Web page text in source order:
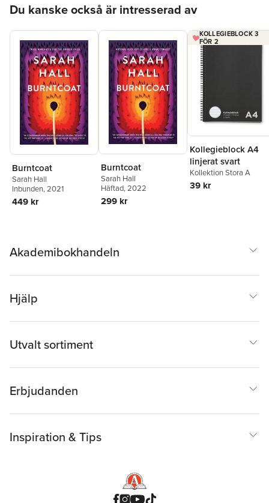
Du kanske också är intresserad av
Burntcoat
Sarah Hall
Inbunden, 2021
449 kr
Burntcoat
Sarah Hall
Häftad, 2022
299 kr
KOLLEGIEBLOCK 3
FÖR 2
Kollegieblock A4
linjerat svart
Kollektion Stora A
39 kr
Akademibokhandeln
Hjälp
Utvalt sortiment
Erbjudanden
Inspiration & Tips